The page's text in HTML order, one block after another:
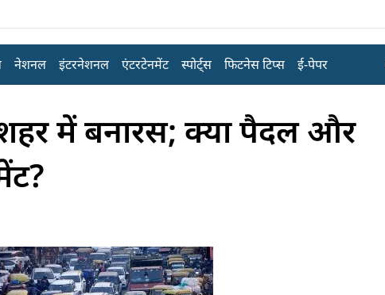
नेशनल इंटरनेशनल एंटरटेनमेंट स्पोर्ट्स फिटनेस टिप्स ई-पेपर
शहर में बनारस; क्या पैदल और